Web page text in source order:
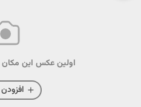
اولین عکس این مکان